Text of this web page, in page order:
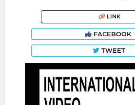
LINK
FACEBOOK
TWEET